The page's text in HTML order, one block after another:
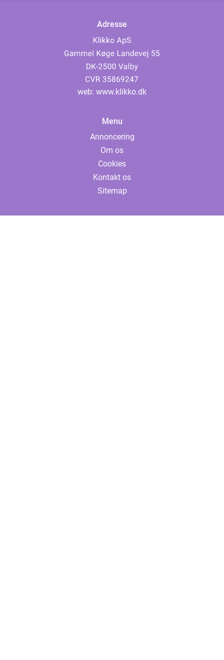
Adresse
web: www.klikko.dk
Menu
Annoncering
Om os
Cookies
Kontakt os
Sitemap